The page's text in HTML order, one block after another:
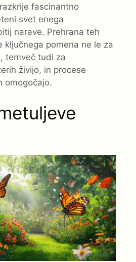
fascinantno
svet enega
narave. Prehrana teh
ključnega pomena ne le za
temveč tudi za
živijo, in procese
omogočajo.